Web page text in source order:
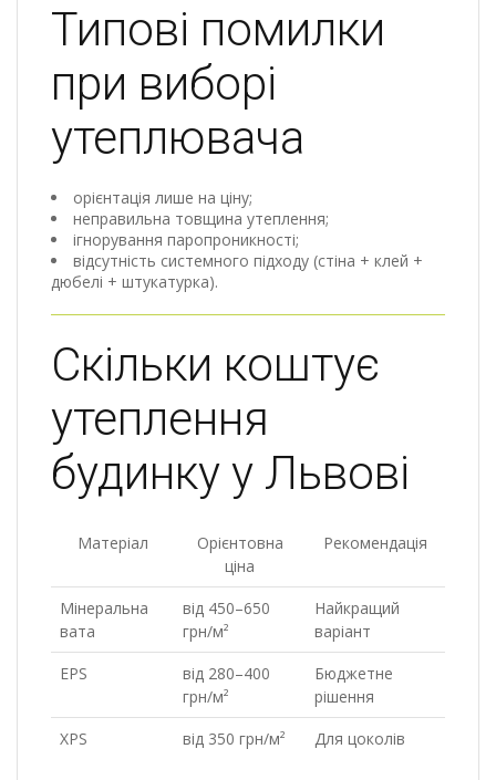
Типові помилки
при виборі
утеплювача
орієнтація лише на ціну;
неправильна товщина утеплення;
ігнорування паропроникності;
відсутність системного підходу (стіна + клей +
дюбелі + штукатурка).
Скільки коштує
утеплення
будинку у Львові
Матеріал
Орієнтовна
ціна
Рекомендація
Мінеральна
вата
від 450–650
грн/м²
Найкращий
варіант
EPS
від 280–400
грн/м²
Бюджетне
рішення
XPS
від 350 грн/м² Для цоколів